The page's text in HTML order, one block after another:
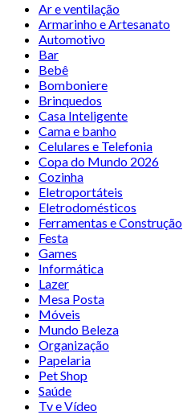
Ar e ventilação
Armarinho e Artesanato
Automotivo
Bar
Bebê
Bomboniere
Brinquedos
Casa Inteligente
Cama e banho
Celulares e Telefonia
Copa do Mundo 2026
Cozinha
Eletroportáteis
Eletrodomésticos
Ferramentas e Construção
Festa
Games
Informática
Lazer
Mesa Posta
Móveis
Mundo Beleza
Organização
Papelaria
Pet Shop
Saúde
Tv e Vídeo